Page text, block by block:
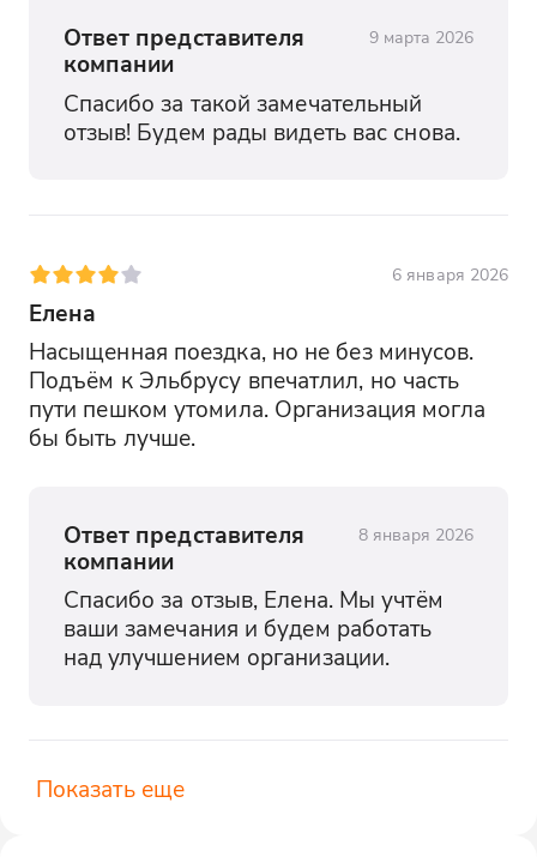
Ответ представителя
компании
9 марта 2026
Спасибо за такой замечательный
отзыв! Будем рады видеть вас снова.
6 января 2026
Елена
Насыщенная поездка, но не без минусов.
Подъём к Эльбрусу впечатлил, но часть
пути пешком утомила. Организация могла
бы быть лучше.
Ответ представителя
компании
8 января 2026
Спасибо за отзыв, Елена. Мы учтём
ваши замечания и будем работать
над улучшением организации.
Показать еще